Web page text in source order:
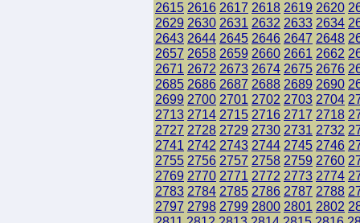
2615 2616 2617 2618 2619 2620
2629 2630 2631 2632 2633 2634
2643 2644 2645 2646 2647 2648
2657 2658 2659 2660 2661 2662
2671 2672 2673 2674 2675 2676
2685 2686 2687 2688 2689 2690
2699 2700 2701 2702 2703 2704
2713 2714 2715 2716 2717 2718
2727 2728 2729 2730 2731 2732
2741 2742 2743 2744 2745 2746
2755 2756 2757 2758 2759 2760
2769 2770 2771 2772 2773 2774
2783 2784 2785 2786 2787 2788
2797 2798 2799 2800 2801 2802